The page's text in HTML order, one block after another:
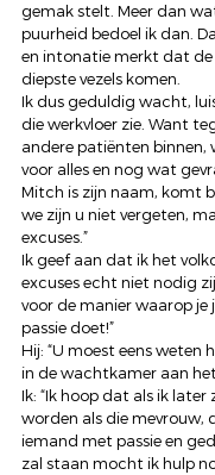
gemak stelt. Meer dan
puurheid bedoel ik dan.
en intonatie merkt dat
diepste vezels komen.
Ik dus geduldig wacht,
die werkvloer zie. Want
andere patiënten binnen,
voor alles en nog wat
Mitch is zijn naam, komt
we zijn u niet vergeten,
excuses.”
Ik geef aan dat ik het
excuses echt niet nodig
voor de manier waarop je
passie doet!”
Hij: “U moest eens weten
in de wachtkamer aan
Ik: “Ik hoop dat als ik later
worden als die mevrouw,
iemand met passie en
zal staan mocht ik hulp